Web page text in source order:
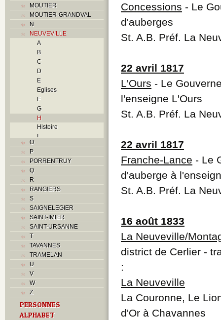
MOUTIER
MOUTIER-GRANDVAL
N
NEUVEVILLE
A
B
C
D
E
Eglises
F
G
H
Histoire
I
M
O
Problème jurassien
R
S
T
Textes
O
P
PORRENTRUY
Q
R
RANGIERS
S
SAIGNELEGIER
SAINT-IMIER
SAINT-URSANNE
T
TAVANNES
TRAMELAN
U
V
W
Z
PERSONNES
ALPHABET
Concessions - Le
d'auberges
St. A.B. Préf. La
22 avril 1817
L'Ours - Le
l'enseigne L'Ours
St. A.B. Préf. La
22 avril 1817
Franche-Lance - Le
d'auberge à
St. A.B. Préf. La
16 août 1833
La Neuveville/
district de Cerlier -
:
La Neuveville
La Couronne, Le
d'Or à Chavannes